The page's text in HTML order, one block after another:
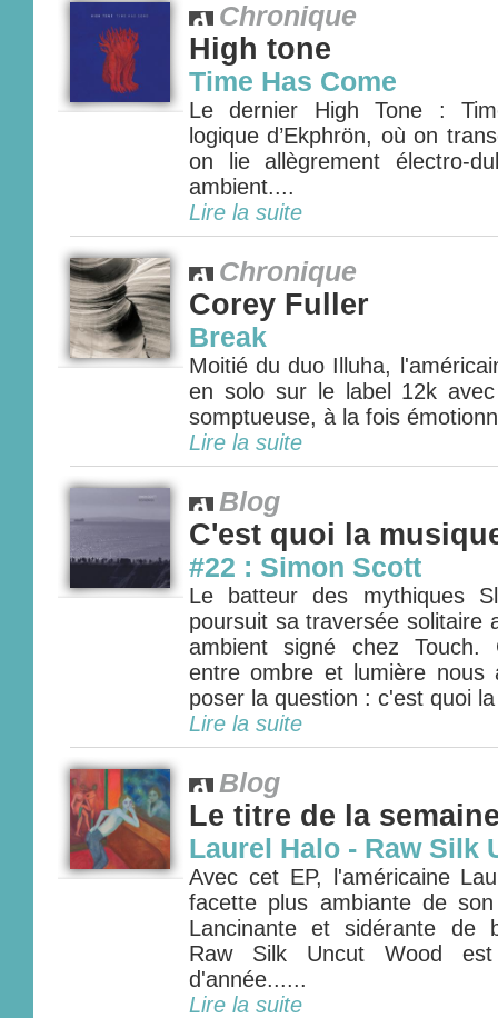
Chronique
High tone
Time Has Come
Le dernier High Tone :
logique d’Ekphrön, où on
on lie allègrement électro-
ambient....
Lire la suite
Chronique
Corey Fuller
Break
Moitié du duo Illuha,
en solo sur le label 12k
somptueuse, à la fois
Lire la suite
Blog
C'est quoi la
#22 : Simon Scott
Le batteur des mythiques
poursuit sa traversée solitaire
ambient signé chez Touch.
entre ombre et lumière nous
poser la question : c'est quoi
Lire la suite
Blog
Le titre de la
Laurel Halo - Raw Silk
Avec cet EP, l'américaine
facette plus ambiante de
Lancinante et sidérante de
Raw Silk Uncut Wood
d'année......
Lire la suite